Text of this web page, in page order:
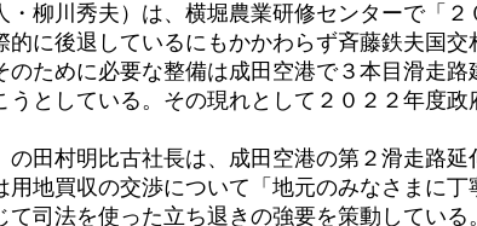
柳川秀夫）は、横堀農業研修センターで「２
に後退しているにもかかわらず斉藤鉄夫国交
ために必要な整備は成田空港で３本目滑走路
としている。その現れとして２０２２年度
田村明比古社長は、成田空港の第２滑走路延
地買収の交渉について「地元のみなさまに
司法を使った立ち退きの強要を策動してい